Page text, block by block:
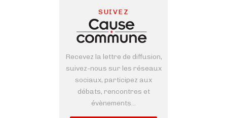
SUIVEZ
Recevez la lettre de diffusion,
suivez-nous sur les réseaux
sociaux, participez aux
débats, rencontres et
évènements...